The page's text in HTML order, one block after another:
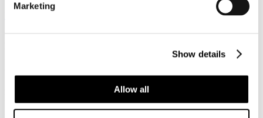
Marketing
Show details
Allow all
A Milano la presentazione del Rapporto “Hotels & Chains 2018.